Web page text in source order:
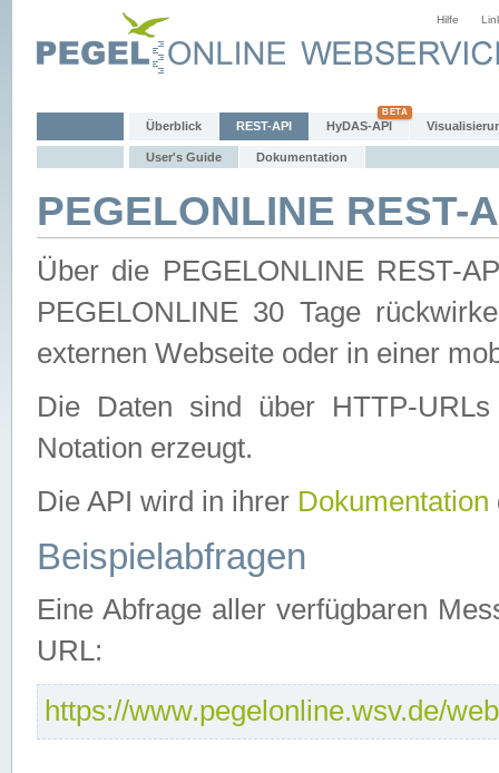
Hilfe
Überblick REST-API HyDAS-API
User's Guide Dokumentation
PEGELONLINE REST-
Über die PEGELONLINE REST-
PEGELONLINE 30 Tage
externen Webseite oder in einer
Die Daten sind über HTTP-
Notation erzeugt.
Die API wird in ihrer Dokumentation
Beispielabfragen
Eine Abfrage aller verfügbaren
URL:
https://www.pegelonline.wsv.de/